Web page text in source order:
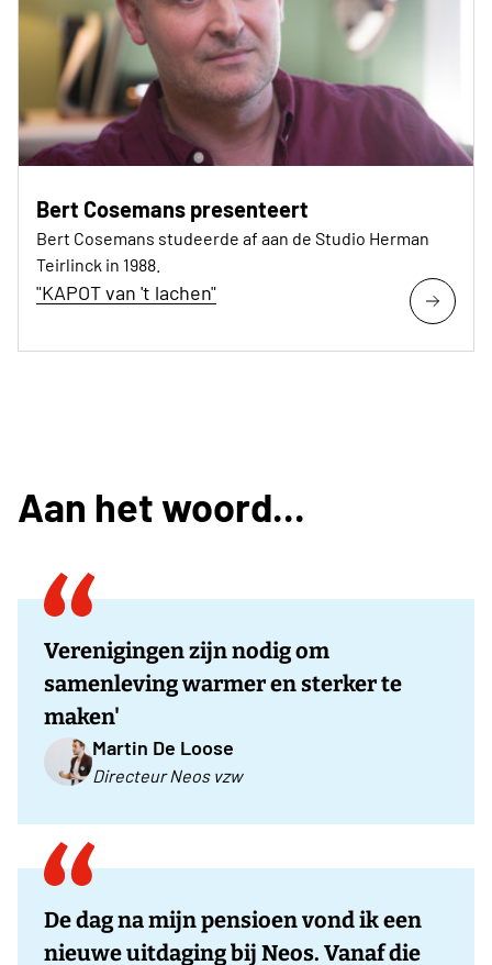
Bert Cosemans presenteert
Bert Cosemans studeerde af aan de Studio Herman
Teirlinck in 1988.
"KAPOT van 't lachen"
Aan het woord...
Verenigingen zijn nodig om
samenleving warmer en sterker te
maken'
Martin De Loose
Directeur Neos vzw
De dag na mijn pensioen vond ik een
nieuwe uitdaging bij Neos. Vanaf die